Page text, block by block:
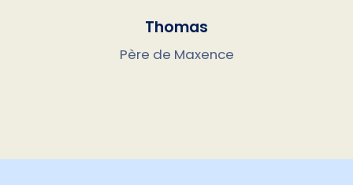
Thomas
Père de Maxence